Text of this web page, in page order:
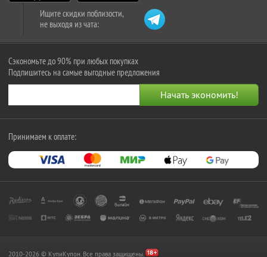
Ищите скидки поблизости,
не выходя из чата:
Сэкономьте до 90% при любых покупках
Подпишитесь на самые выгодные предложения
Принимаем к оплате:
2010-2026 © КупиКупон. Все права защищены.